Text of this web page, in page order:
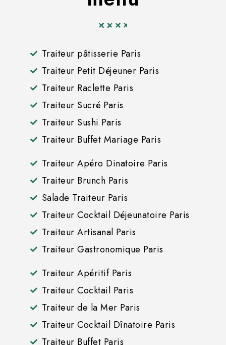
Traiteur pâtisserie Paris
Traiteur Petit Déjeuner Paris
Traiteur Raclette Paris
Traiteur Sucré Paris
Traiteur Sushi Paris
Traiteur Buffet Mariage Paris
Traiteur Apéro Dinatoire Paris
Traiteur Brunch Paris
Salade Traiteur Paris
Traiteur Cocktail Déjeunatoire Paris
Traiteur Artisanal Paris
Traiteur Gastronomique Paris
Traiteur Apéritif Paris
Traiteur Cocktail Paris
Traiteur de la Mer Paris
Traiteur Cocktail Dînatoire Paris
Traiteur Buffet Paris